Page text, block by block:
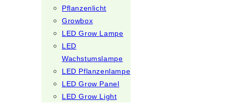
Pflanzenlicht
Growbox
LED Grow Lampe
LED
Wachstumslampe
LED Pflanzenlampe
LED Grow Panel
LED Grow Light